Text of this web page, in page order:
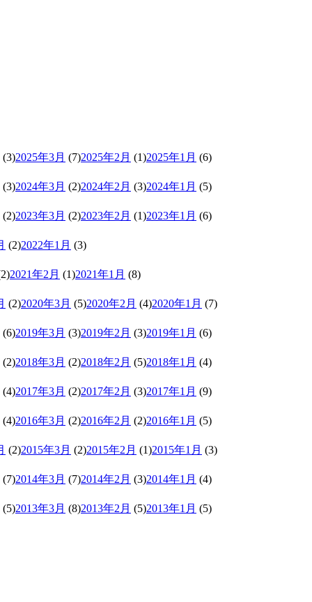
(3)2025年3月 (7)2025年2月 (1)2025年1月 (6)
(3)2024年3月 (2)2024年2月 (3)2024年1月 (5)
(2)2023年3月 (2)2023年2月 (1)2023年1月 (6)
(2)2022年1月 (3)
2021年2月 (1)2021年1月 (8)
(2)2020年3月 (5)2020年2月 (4)2020年1月 (7)
(6)2019年3月 (3)2019年2月 (3)2019年1月 (6)
(2)2018年3月 (2)2018年2月 (5)2018年1月 (4)
(4)2017年3月 (2)2017年2月 (3)2017年1月 (9)
(4)2016年3月 (2)2016年2月 (2)2016年1月 (5)
(2)2015年3月 (2)2015年2月 (1)2015年1月 (3)
(7)2014年3月 (7)2014年2月 (3)2014年1月 (4)
(5)2013年3月 (8)2013年2月 (5)2013年1月 (5)